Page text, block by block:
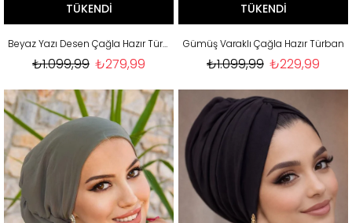
TÜKENDI
Beyaz Yazı Desen Çağla Hazır Türban
₺279,99
₺1.099,99
TÜKENDI
Gümüş Varaklı Çağla Hazır Türban
₺229,99
₺1.099,99